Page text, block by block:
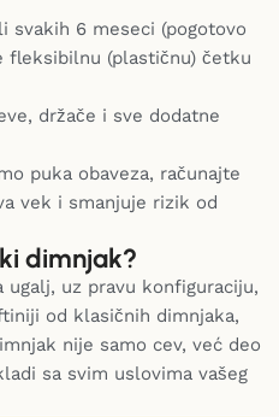
svakih 6 meseci (pogotovo
(plastičnu) četku
držače i sve dodatne
puka obaveza, računajte
vek i smanjuje rizik od
dimnjak?
uz pravu konfiguraciju,
od klasičnih dimnjaka,
nije samo cev, već deo
sa svim uslovima vašeg